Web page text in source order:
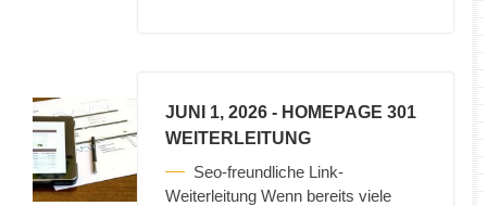
JUNI 1, 2026 - HOMEPAGE 301
WEITERLEITUNG
Seo-freundliche Link-
Weiterleitung Wenn bereits viele